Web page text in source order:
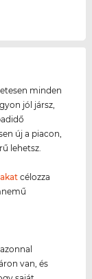
minden
jól jársz,
új a piacon,
lehetsz.
célozza
van, és